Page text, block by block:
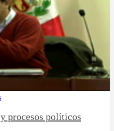
procesos políticos